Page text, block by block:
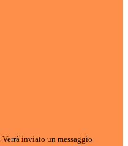
Verrà inviato un messaggio